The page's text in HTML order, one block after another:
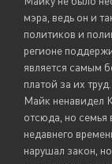
мэра, ведь он и
политиков и
регионе
является самым
платой за их труд.
Майк ненавидел
отсюда, но семья
недавнего
нарушал закон,